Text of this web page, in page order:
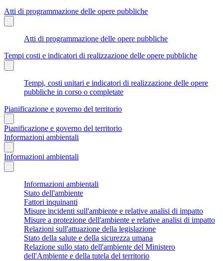
Atti di programmazione delle opere pubbliche
Atti di programmazione delle opere pubbliche
Tempi costi e indicatori di realizzazione delle opere pubbliche
Tempi, costi unitari e indicatori di realizzazione delle opere
pubbliche in corso o completate
Pianificazione e governo del territorio
Pianificazione e governo del territorio
Informazioni ambientali
Informazioni ambientali
Informazioni ambientali
Stato dell'ambiente
Fattori inquinanti
Misure incidenti sull'ambiente e relative analisi di impatto
Misure a protezione dell'ambiente e relative analisi di impatto
Relazioni sull'attuazione della legislazione
Stato della salute e della sicurezza umana
Relazione sullo stato dell'ambiente del Ministero
dell'Ambiente e della tutela del territorio